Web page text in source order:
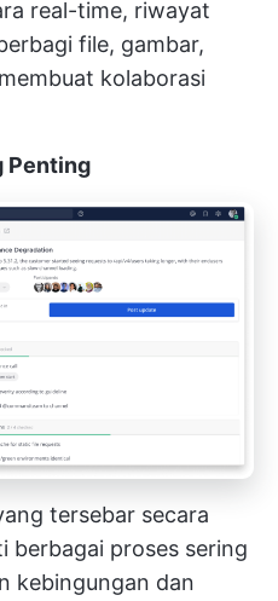
real-time, riwayat
file, gambar,
kolaborasi
Penting
tersebar secara
berbagai proses sering
kebingungan dan